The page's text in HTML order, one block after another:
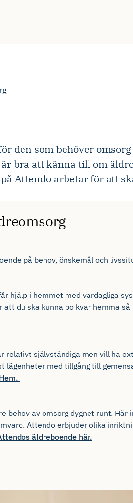
den som behöver omsorg
bra att känna till om
Attendo arbetar för att
på behov, önskemål och
hjälp i hemmet med vardagliga
att du ska kunna bo kvar hemma
relativt självständiga men vill ha
lägenheter med tillgång till
behov av omsorg dygnet runt. Här
Attendo erbjuder olika
äldreboende här.